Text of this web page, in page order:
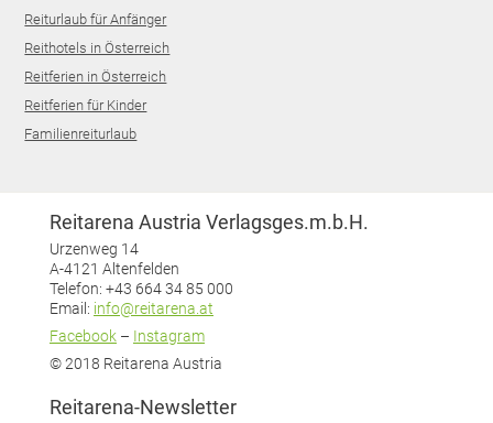
Reiturlaub für Anfänger
Reithotels in Österreich
Reitferien in Österreich
Reitferien für Kinder
Familienreiturlaub
Reitarena Austria Verlagsges.m.b.H.
Urzenweg 14
A-4121 Altenfelden
Telefon: +43 664 34 85 000
Email: info@reitarena.at
Facebook – Instagram
© 2018 Reitarena Austria
Reitarena-Newsletter